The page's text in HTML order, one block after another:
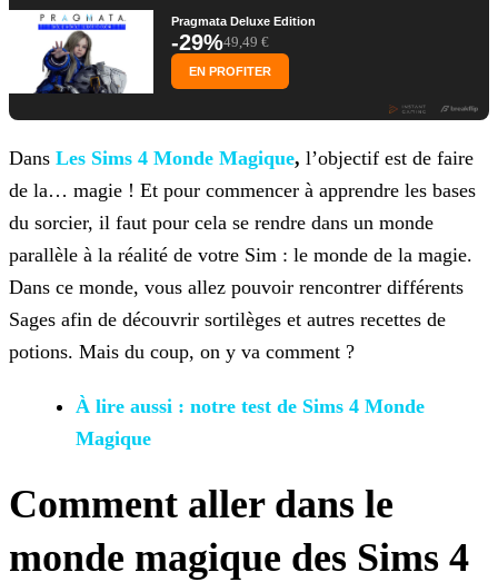
Pragmata Deluxe Edition
-29%49,49 €
EN PROFITER
Dans Les Sims 4 Monde Magique, l’objectif est de faire
de la… magie ! Et pour commencer à apprendre les bases
du sorcier, il faut pour cela se rendre dans un monde
parallèle à la réalité de votre Sim : le monde de la magie.
Dans ce monde, vous allez pouvoir rencontrer différents
Sages afin de découvrir sortilèges et autres recettes de
potions. Mais du coup, on y va comment ?
À lire aussi : notre test de Sims 4 Monde
Magique
Comment aller dans le
monde magique des Sims 4